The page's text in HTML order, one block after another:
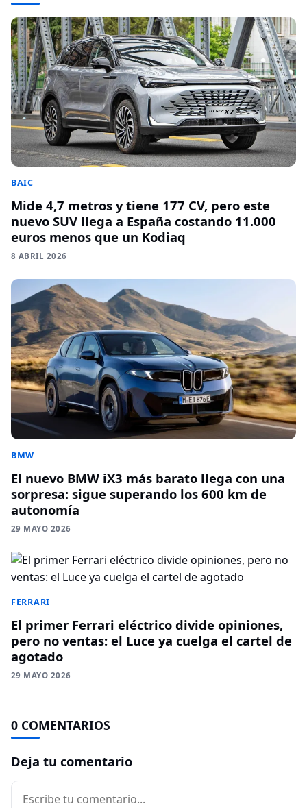
BAIC
Mide 4,7 metros y tiene 177 CV, pero este
nuevo SUV llega a España costando 11.000
euros menos que un Kodiaq
8 ABRIL 2026
BMW
El nuevo BMW iX3 más barato llega con una
sorpresa: sigue superando los 600 km de
autonomía
29 MAYO 2026
FERRARI
El primer Ferrari eléctrico divide opiniones,
pero no ventas: el Luce ya cuelga el cartel de
agotado
29 MAYO 2026
0 COMENTARIOS
Deja tu comentario
Comentario